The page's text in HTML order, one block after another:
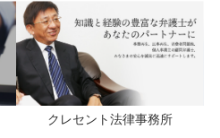
クレセント法律事務所